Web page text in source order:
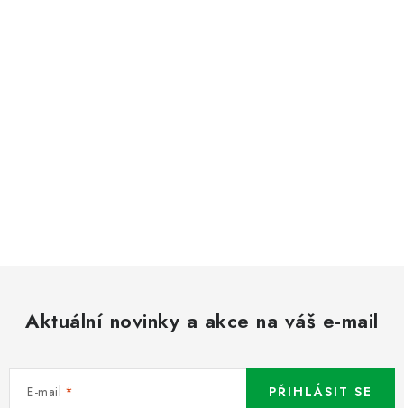
Aktuální novinky a akce na váš e-mail
E-mail PŘIHLÁSIT SE